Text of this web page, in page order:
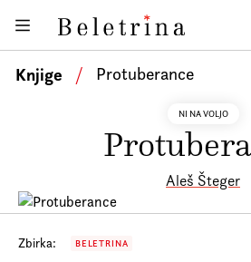
Beletrina
Knjige
Dogodki
Podkasti
Knjige / Protuberance
NI NA VOLJO
Aleš Šteger
Zbirka: BELETRINA